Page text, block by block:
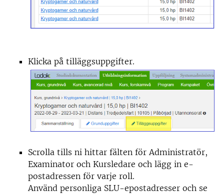
Klicka på tilläggsuppgifter.
Scrolla tills ni hittar fälten för Administratör,
Examinator och Kursledare och lägg in e-
postadressen för varje roll.
Använd personliga SLU-epostadresser och se